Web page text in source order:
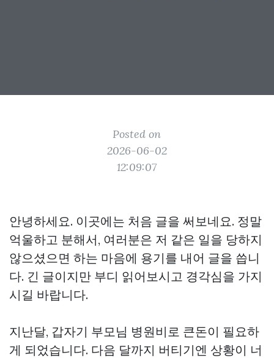
Posted on
2026-06-02
12:09:07
안녕하세요. 이곳에는 처음 글을 써보네요. 정말
억울하고 분해서, 여러분은 저 같은 일을 당하지
않으셨으면 하는 마음에 용기를 내어 글을 씁니
다. 긴 글이지만 부디 읽어보시고 경각심을 가지
시길 바랍니다.
지난달, 갑자기 부모님 병원비로 큰돈이 필요하
게 되었습니다. 다음 달까지 버티기엔 상황이 너